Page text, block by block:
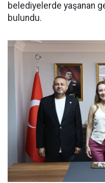
belediyelerde yaşanan
bulundu.